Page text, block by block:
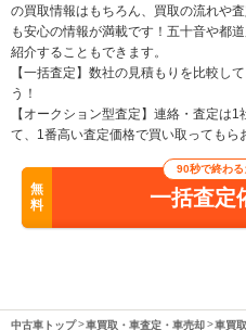
の買取情報はもちろん、買取の流れや
も安心の情報が満載です！五十音や都
紹介することもできます。
【一括査定】数社の見積もりを比較し
う！
【オークション型査定】連絡・査定は
て、1番高い査定価格で買い取ってもら
無
料
90秒で終わる
一括査定
中古車トップ 車買取・車査定・車売却 車買